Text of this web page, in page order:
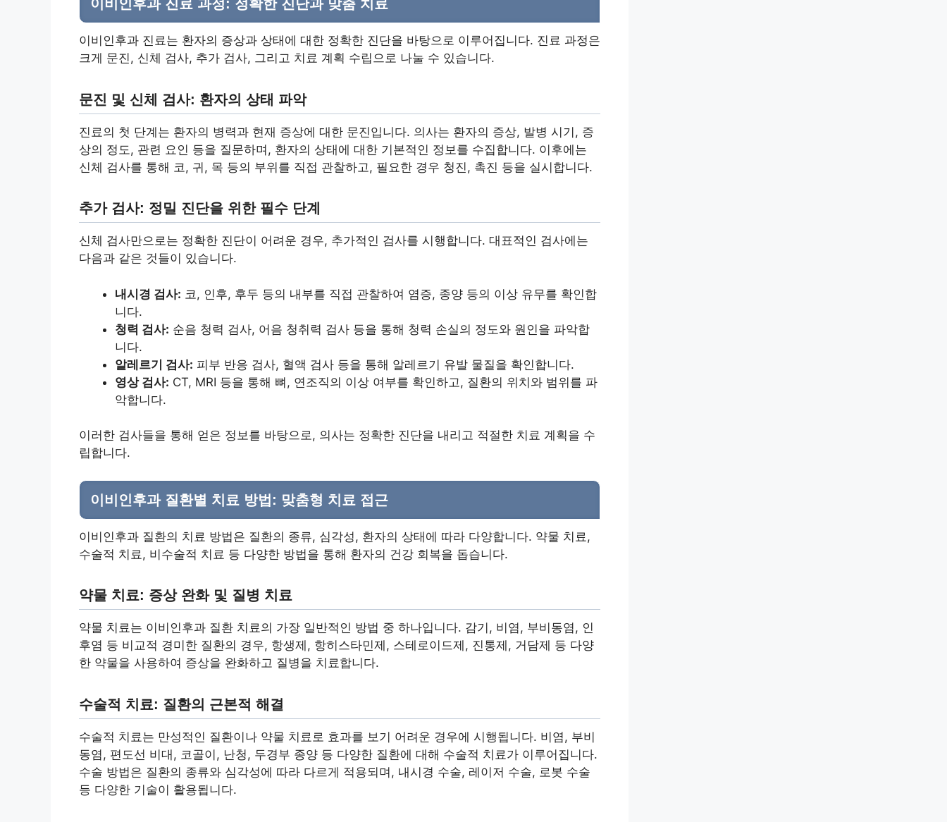
이비인후과 진료 과정: 정확한 진단과 맞춤 치료
이비인후과 진료는 환자의 증상과 상태에 대한 정확한 진단을 바탕으로 이루어집니다. 진료 과정은
크게 문진, 신체 검사, 추가 검사, 그리고 치료 계획 수립으로 나눌 수 있습니다.
문진 및 신체 검사: 환자의 상태 파악
진료의 첫 단계는 환자의 병력과 현재 증상에 대한 문진입니다. 의사는 환자의 증상, 발병 시기, 증
상의 정도, 관련 요인 등을 질문하며, 환자의 상태에 대한 기본적인 정보를 수집합니다. 이후에는
신체 검사를 통해 코, 귀, 목 등의 부위를 직접 관찰하고, 필요한 경우 청진, 촉진 등을 실시합니다.
추가 검사: 정밀 진단을 위한 필수 단계
신체 검사만으로는 정확한 진단이 어려운 경우, 추가적인 검사를 시행합니다. 대표적인 검사에는
다음과 같은 것들이 있습니다.
내시경 검사: 코, 인후, 후두 등의 내부를 직접 관찰하여 염증, 종양 등의 이상 유무를 확인합
니다.
청력 검사: 순음 청력 검사, 어음 청취력 검사 등을 통해 청력 손실의 정도와 원인을 파악합
니다.
알레르기 검사: 피부 반응 검사, 혈액 검사 등을 통해 알레르기 유발 물질을 확인합니다.
영상 검사: CT, MRI 등을 통해 뼈, 연조직의 이상 여부를 확인하고, 질환의 위치와 범위를 파
악합니다.
이러한 검사들을 통해 얻은 정보를 바탕으로, 의사는 정확한 진단을 내리고 적절한 치료 계획을 수
립합니다.
이비인후과 질환별 치료 방법: 맞춤형 치료 접근
이비인후과 질환의 치료 방법은 질환의 종류, 심각성, 환자의 상태에 따라 다양합니다. 약물 치료,
수술적 치료, 비수술적 치료 등 다양한 방법을 통해 환자의 건강 회복을 돕습니다.
약물 치료: 증상 완화 및 질병 치료
약물 치료는 이비인후과 질환 치료의 가장 일반적인 방법 중 하나입니다. 감기, 비염, 부비동염, 인
후염 등 비교적 경미한 질환의 경우, 항생제, 항히스타민제, 스테로이드제, 진통제, 거담제 등 다양
한 약물을 사용하여 증상을 완화하고 질병을 치료합니다.
수술적 치료: 질환의 근본적 해결
수술적 치료는 만성적인 질환이나 약물 치료로 효과를 보기 어려운 경우에 시행됩니다. 비염, 부비
동염, 편도선 비대, 코골이, 난청, 두경부 종양 등 다양한 질환에 대해 수술적 치료가 이루어집니다.
수술 방법은 질환의 종류와 심각성에 따라 다르게 적용되며, 내시경 수술, 레이저 수술, 로봇 수술
등 다양한 기술이 활용됩니다.